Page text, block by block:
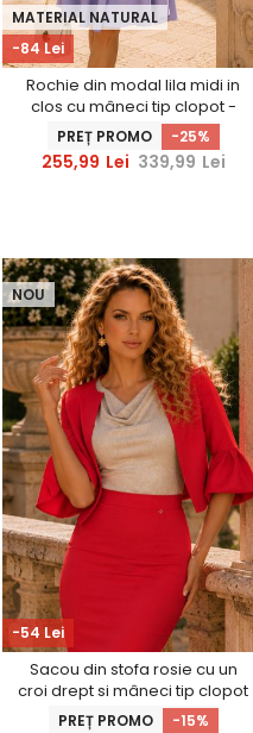
-84 Lei
MATERIAL NATURAL
Rochie din modal lila midi in
clos cu mâneci tip clopot -
StarShinerS
PREȚ PROMO -25%
255,99 Lei 339,99 Lei
-54 Lei
NOU
Sacou din stofa rosie cu un
croi drept si mâneci tip clopot
- StarShinerS
PREȚ PROMO -15%